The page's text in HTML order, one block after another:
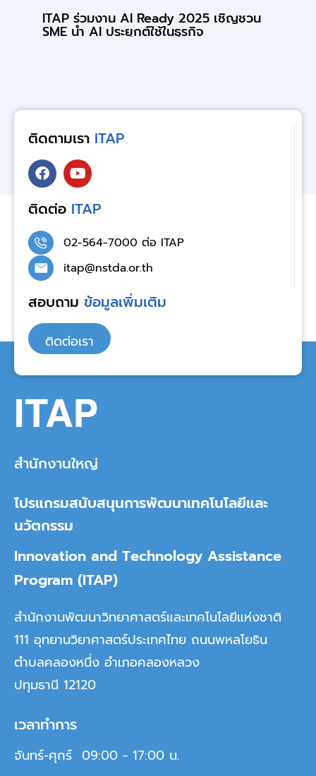
ITAP ร่วมงาน AI Ready 2025 เชิญชวน
SME นำ AI ประยุกต์ใช้ในธุรกิจ
ติดตามเรา ITAP
ติดต่อ ITAP
02-564-7000 ต่อ ITAP
itap@nstda.or.th
สอบถาม ข้อมูลเพิ่มเติม
ติดต่อเรา
สำนักงานใหญ่
โปรแกรมสนับสนุนการพัฒนาเทคโนโลยีและ
นวัตกรรม
Innovation and Technology Assistance
Program (ITAP)
สำนักงานพัฒนาวิทยาศาสตร์และเทคโนโลยีแห่งชาติ
111 อุทยานวิยาศาสตร์ประเทศไทย ถนนพหลโยธิน
ตำบลคลองหนึ่ง อำเภอคลองหลวง
ปทุมธานี 12120
เวลาทำการ
จันทร์-ศุกร์ 09:00 - 17:00 น.